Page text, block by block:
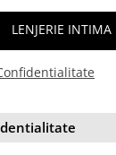
LENJERIE INTIMA